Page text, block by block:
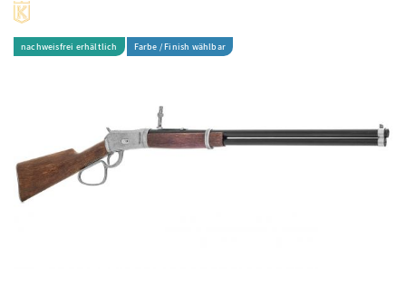
nachweisfrei erhältlich Farbe / Finish wählbar